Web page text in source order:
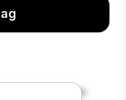
in Planetenlaan